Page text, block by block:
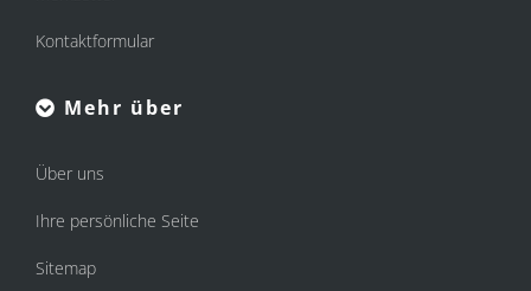
Kontaktformular
Mehr über
Über uns
Ihre persönliche Seite
Sitemap